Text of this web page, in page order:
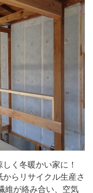
く冬暖かい家に！
からリサイクル生産さ
維が絡み合い、空気